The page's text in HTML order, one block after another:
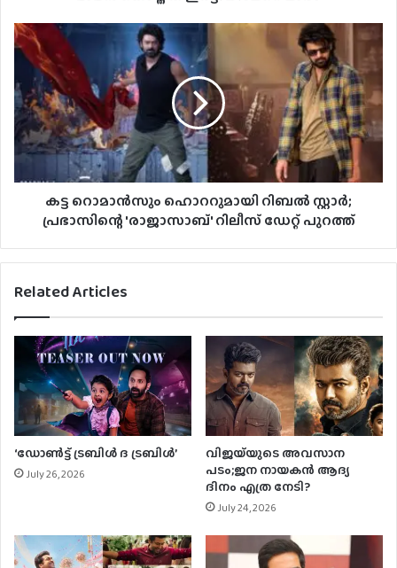
കട്ട റൊമാൻസും ഹൊററുമായി റിബൽ സ്റ്റാർ;
പ്രഭാസിന്റെ 'രാജാസാബ്' റിലീസ് ഡേറ്റ് പുറത്ത്
Related Articles
‘ഡോൺട്ട് ട്രബിൾ ദ ട്രബിൾ’
July 26, 2026
വിജയ്‌യുടെ അവസാന
പടം;ജന നായകൻ ആദ്യ
ദിനം എത്ര നേടി?
July 24, 2026